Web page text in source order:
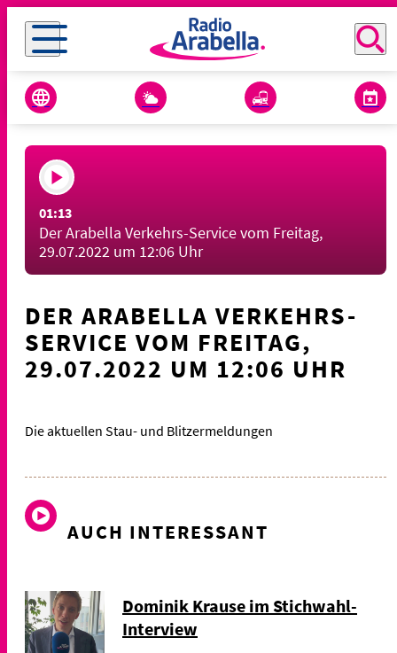
01:13
Der Arabella Verkehrs-Service vom Freitag,
29.07.2022 um 12:06 Uhr
DER ARABELLA VERKEHRS-
SERVICE VOM FREITAG,
29.07.2022 UM 12:06 UHR
Die aktuellen Stau- und Blitzermeldungen
AUCH INTERESSANT
Dominik Krause im Stichwahl-
Interview